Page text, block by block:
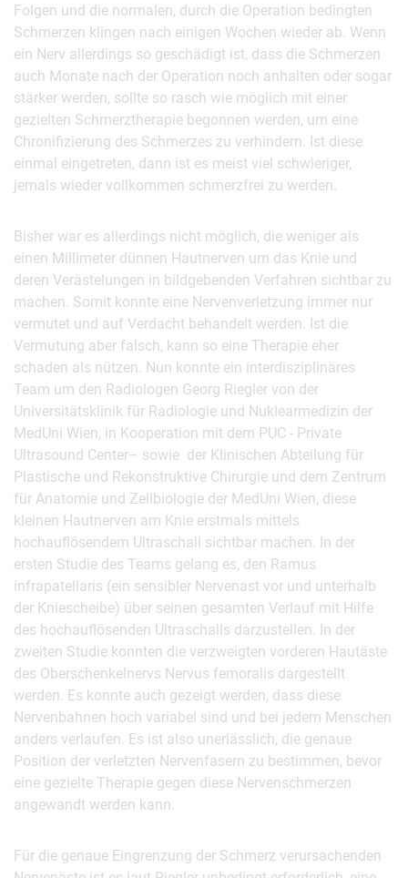
Folgen und die normalen, durch die Operation bedingten
Schmerzen klingen nach einigen Wochen wieder ab. Wenn
ein Nerv allerdings so geschädigt ist, dass die Schmerzen
auch Monate nach der Operation noch anhalten oder sogar
stärker werden, sollte so rasch wie möglich mit einer
gezielten Schmerztherapie begonnen werden, um eine
Chronifizierung des Schmerzes zu verhindern. Ist diese
einmal eingetreten, dann ist es meist viel schwieriger,
jemals wieder vollkommen schmerzfrei zu werden.
Bisher war es allerdings nicht möglich, die weniger als
einen Millimeter dünnen Hautnerven um das Knie und
deren Verästelungen in bildgebenden Verfahren sichtbar zu
machen. Somit konnte eine Nervenverletzung immer nur
vermutet und auf Verdacht behandelt werden. Ist die
Vermutung aber falsch, kann so eine Therapie eher
schaden als nützen. Nun konnte ein interdisziplinäres
Team um den Radiologen Georg Riegler von der
Universitätsklinik für Radiologie und Nuklearmedizin der
MedUni Wien, in Kooperation mit dem PUC - Private
Ultrasound Center– sowie der Klinischen Abteilung für
Plastische und Rekonstruktive Chirurgie und dem Zentrum
für Anatomie und Zellbiologie der MedUni Wien, diese
kleinen Hautnerven am Knie erstmals mittels
hochauflösendem Ultraschall sichtbar machen. In der
ersten Studie des Teams gelang es, den Ramus
infrapatellaris (ein sensibler Nervenast vor und unterhalb
der Kniescheibe) über seinen gesamten Verlauf mit Hilfe
des hochauflösenden Ultraschalls darzustellen. In der
zweiten Studie konnten die verzweigten vorderen Hautäste
des Oberschenkelnervs Nervus femoralis dargestellt
werden. Es konnte auch gezeigt werden, dass diese
Nervenbahnen hoch variabel sind und bei jedem Menschen
anders verlaufen. Es ist also unerlässlich, die genaue
Position der verletzten Nervenfasern zu bestimmen, bevor
eine gezielte Therapie gegen diese Nervenschmerzen
angewandt werden kann.
Für die genaue Eingrenzung der Schmerz verursachenden